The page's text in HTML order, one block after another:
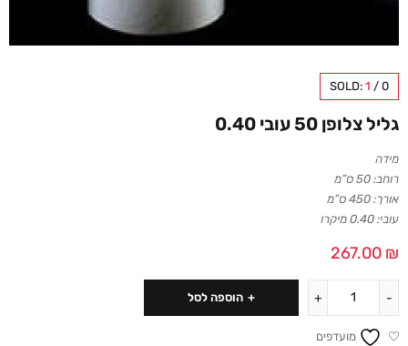
SOLD: 1 / 0
גליל צלופן 50 עובי 0.40
מידה
רוחב: 50 ס”מ
אורך: 450 ס”מ
עובי: 0.40 מיקרו
267.00 ₪
הוספה לסל
מועדפים